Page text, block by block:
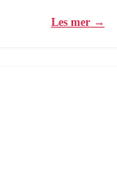
Les mer →